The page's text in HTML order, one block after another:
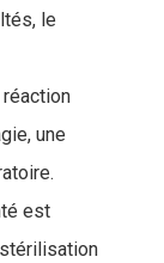
le
une
est